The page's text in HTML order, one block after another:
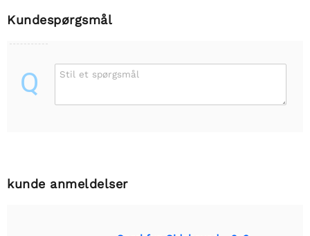
Kundespørgsmål
Q Stil et spørgsmål
kunde anmeldelser